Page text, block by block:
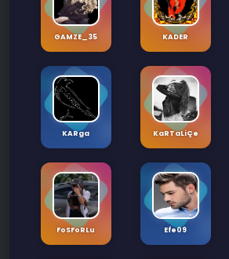
GAMZE_35 KADER
KARga KaRTaLiÇe
FoSFoRLu Efe09